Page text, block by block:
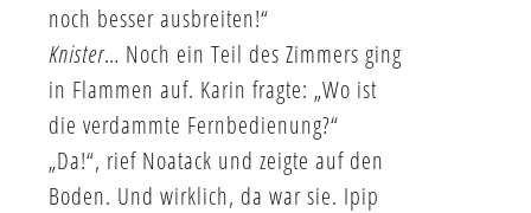
noch besser ausbreiten!“
Knister… Noch ein Teil des Zimmers ging
in Flammen auf. Karin fragte: „Wo ist
die verdammte Fernbedienung?“
„Da!“, rief Noatack und zeigte auf den
Boden. Und wirklich, da war sie. Ipip